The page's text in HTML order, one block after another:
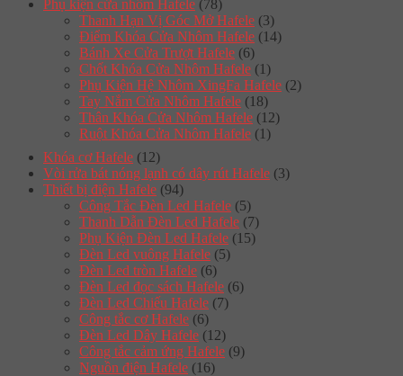
Phụ kiện cửa nhôm Hafele (78)
Thanh Hạn Vị Góc Mở Hafele (3)
Điểm Khóa Cửa Nhôm Hafele (14)
Bánh Xe Cửa Trượt Hafele (6)
Chốt Khóa Cửa Nhôm Hafele (1)
Phụ Kiện Hệ Nhôm XingFa Hafele (2)
Tay Nắm Cửa Nhôm Hafele (18)
Thân Khóa Cửa Nhôm Hafele (12)
Ruột Khóa Cửa Nhôm Hafele (1)
Khóa cơ Hafele (12)
Vòi rửa bát nóng lạnh có dây rút Hafele (3)
Thiết bị điện Hafele (94)
Công Tắc Đèn Led Hafele (5)
Thanh Dẫn Đèn Led Hafele (7)
Phụ Kiện Đèn Led Hafele (15)
Đèn Led vuông Hafele (5)
Đèn Led tròn Hafele (6)
Đèn Led đọc sách Hafele (6)
Đèn Led Chiếu Hafele (7)
Công tắc cơ Hafele (6)
Đèn Led Dây Hafele (12)
Công tắc cảm ứng Hafele (9)
Nguồn điện Hafele (16)